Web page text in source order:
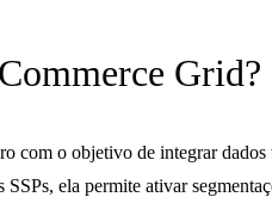
Grid?
com o objetivo de integrar dados
ela permite ativar